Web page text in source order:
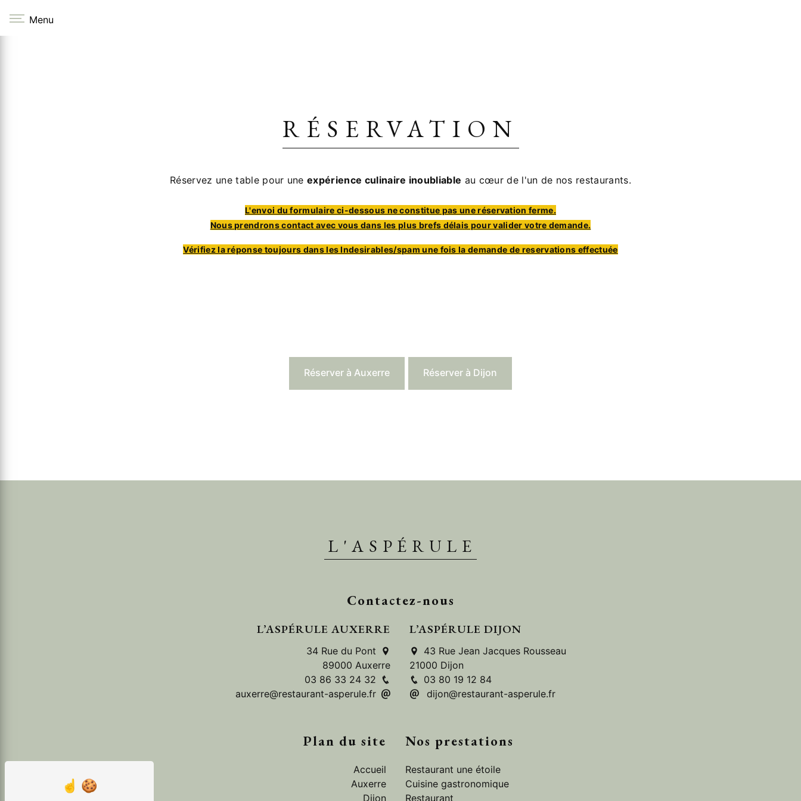
Menu
RÉSERVATION
Réservez une table pour uneexpérience culinaire inoubliable au cœur de l'un de nos restaurants.
L'envoi du formulaire ci-dessous ne constitue pas une réservation ferme.
Nous prendrons contact avec vous dans les plus brefs délais pour valider votre demande.
Vérifiez la réponse toujours dans les Indesirables/spam une fois la demande de reservations effectuée
Réserver à Auxerre Réserver à Dijon
L'ASPÉRULE
Contactez-nous
L’ASPÉRULE AUXERRE
34 Rue du Pont
89000 Auxerre
03 86 33 24 32
auxerre@restaurant-asperule.fr
L’ASPÉRULE DIJON
43 Rue Jean Jacques Rousseau
21000 Dijon
03 80 19 12 84
dijon@restaurant-asperule.fr
Plan du site
Accueil
Auxerre
Dijon
Nos prestations
Restaurant une étoile
Cuisine gastronomique
Restaurant